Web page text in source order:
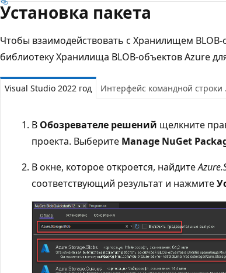
Установка пакета
Чтобы взаимодействовать с Хранилищем BLOB-
библиотеку Хранилища BLOB-объектов Azure
Visual Studio 2022 год Интерфейс командной строки
В Обозревателе решений щелкните
проекта. Выберите Manage NuGet
В окне, которое откроется, найдите
соответствующий результат и нажмите